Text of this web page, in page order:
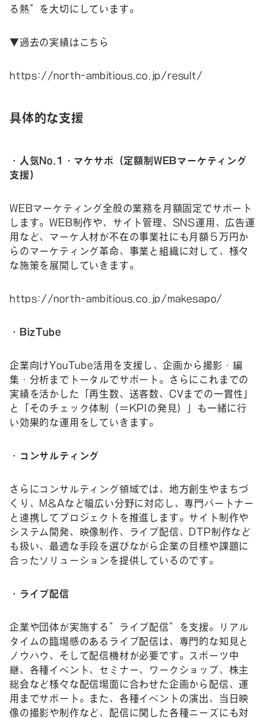
る熱”を大切にしています。
▼過去の実績はこちら
https://north-ambitious.co.jp/result/
具体的な支援
・人気No.1・マケサポ（定額制WEBマーケティング
支援）
WEBマーケティング全般の業務を月額固定でサポート
します。WEB制作や、サイト管理、SNS運用、広告運
用など、マーケ人材が不在の事業社にも月額５万円か
らのマーケティング革命、事業と組織に対して、様々
な施策を展開していきます。
https://north-ambitious.co.jp/makesapo/
・BizTube
企業向けYouTube活用を支援し、企画から撮影・編
集・分析までトータルでサポート。さらにこれまでの
実績を活かした「再生数、送客数、CVまでの一貫性」
と「そのチェック体制（＝KPIの発見）」も一緒に行
い効果的な運用をしていきます。
・コンサルティング
さらにコンサルティング領域では、地方創生やまちづ
くり、M&Aなど幅広い分野に対応し、専門パートナー
と連携してプロジェクトを推進します。サイト制作や
システム開発、映像制作、ライブ配信、DTP制作など
も扱い、最適な手段を選びながら企業の目標や課題に
合ったソリューションを提供しているのです。
・ライブ配信
企業や団体が実施する”ライブ配信”を支援。リアル
タイムの臨場感のあるライブ配信は、専門的な知見と
ノウハウ、そして配信機材が必要です。スポーツ中
継、各種イベント、セミナー、ワークショップ、株主
総会など様々な配信場面に合わせた企画から配信、運
用までサポート。また、各種イベントの演出、当日映
像の撮影や制作など、配信に関した各種ニーズにも対